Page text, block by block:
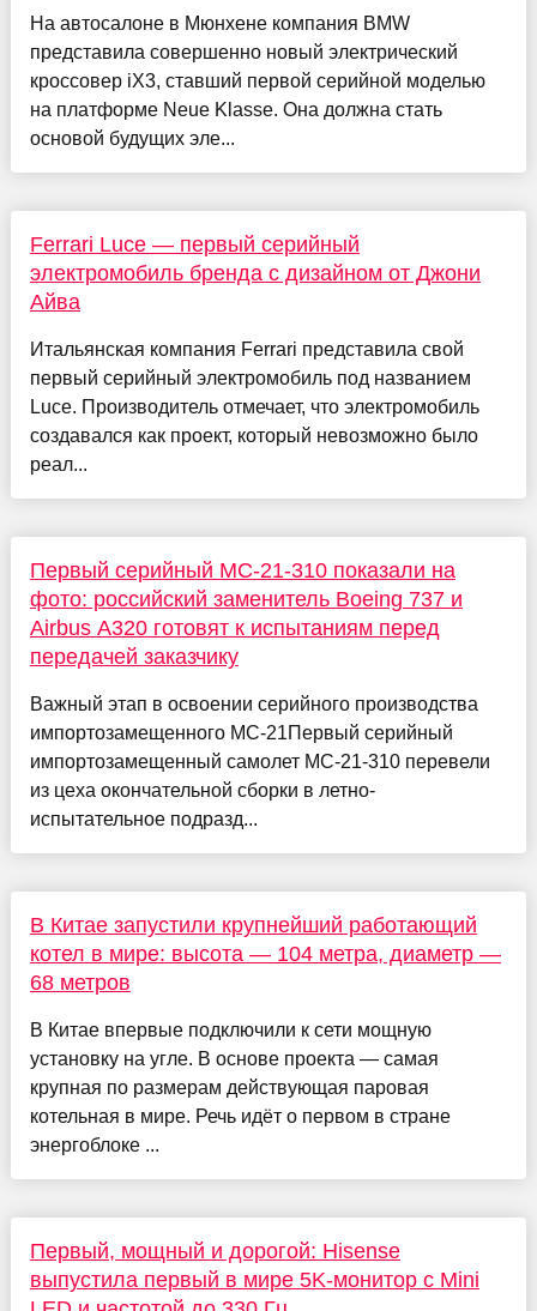
На автосалоне в Мюнхене компания BMW
представила совершенно новый электрический
кроссовер iX3, ставший первой серийной моделью
на платформе Neue Klasse. Она должна стать
основой будущих эле...
Ferrari Luce — первый серийный
электромобиль бренда с дизайном от Джони
Айва
Итальянская компания Ferrari представила свой
первый серийный электромобиль под названием
Luce. Производитель отмечает, что электромобиль
создавался как проект, который невозможно было
реал...
Первый серийный МС-21-310 показали на
фото: российский заменитель Boeing 737 и
Airbus A320 готовят к испытаниям перед
передачей заказчику
Важный этап в освоении серийного производства
импортозамещенного МС-21Первый серийный
импортозамещенный самолет МС-21-310 перевели
из цеха окончательной сборки в летно-
испытательное подразд...
В Китае запустили крупнейший работающий
котел в мире: высота — 104 метра, диаметр —
68 метров
В Китае впервые подключили к сети мощную
установку на угле. В основе проекта — самая
крупная по размерам действующая паровая
котельная в мире. Речь идёт о первом в стране
энергоблоке ...
Первый, мощный и дорогой: Hisense
выпустила первый в мире 5K-монитор с Mini